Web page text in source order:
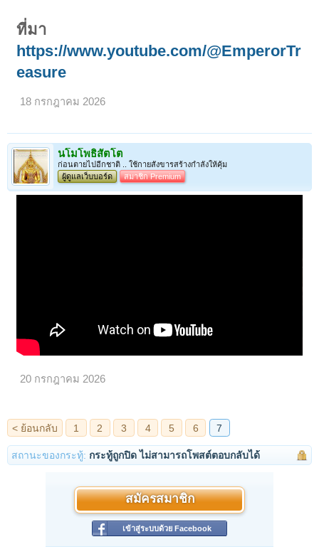
ที่มา
https://www.youtube.com/@EmperorTr
easure
18 กรกฎาคม 2026
นโมโพธิสัตโต
ก่อนตายไปอีกชาติ .. ใช้กายสังขารสร้างกำลังให้คุ้ม
ผู้ดูแลเว็บบอร์ด
สมาชิก Premium
20 กรกฎาคม 2026
สถานะของกระทู้: กระทู้ถูกปิด ไม่สามารถโพสต์ตอบกลับได้
สมัครสมาชิก
เข้าสู่ระบบด้วย Facebook